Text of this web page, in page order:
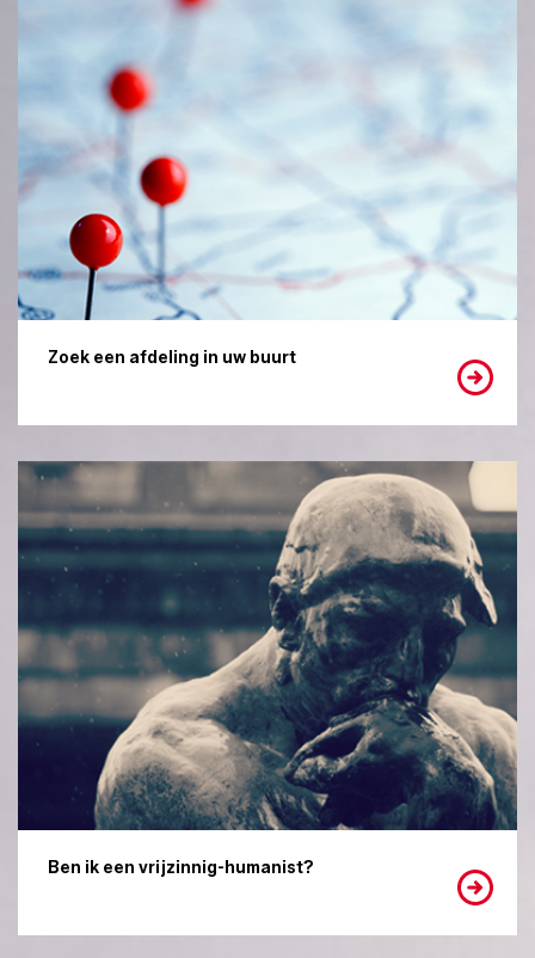
Zoek een afdeling in uw buurt
Ben ik een vrijzinnig-humanist?